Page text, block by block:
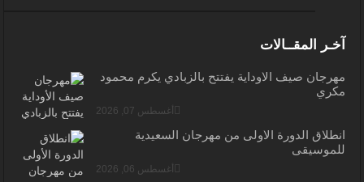
آخـر المقــالات
مهرجان صيف الأوداية يفتتح بالزبادي يكرم محمود
مكري
أغسطس 07, 2026
انطلاق الدورة الأولى من مهرجان السعيدية
للموسيقى
أغسطس 06, 2026